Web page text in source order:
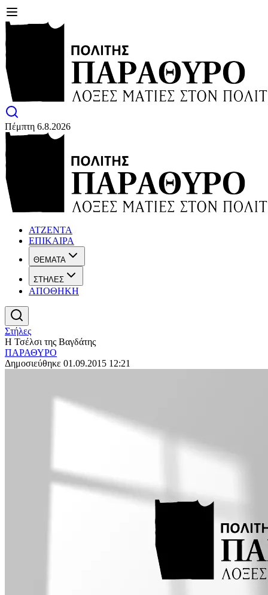
Πέμπτη 6.8.2026
ΑΤΖΕΝΤΑ
ΕΠΙΚΑΙΡΑ
ΘΕΜΑΤΑ
ΣΤΗΛΕΣ
ΑΠΟΘΗΚΗ
Στήλες
Η Τσέλσι της Βαγδάτης
ΠΑΡΑΘΥΡΟ
Δημοσιεύθηκε 01.09.2015 12:21